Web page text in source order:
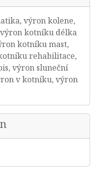
výron kolene,
kotníku délka
kotníku mast,
rehabilitace,
výron sluneční
v kotníku, výron